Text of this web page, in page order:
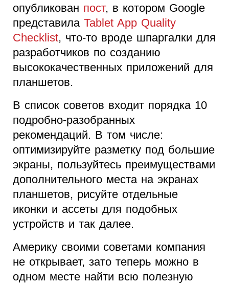
опубликован пост, в котором Google
представила Tablet App Quality
Checklist, что-то вроде шпаргалки для
разработчиков по созданию
высококачественных приложений для
планшетов.
В список советов входит порядка 10
подробно-разобранных
рекомендаций. В том числе:
оптимизируйте разметку под большие
экраны, пользуйтесь преимуществами
дополнительного места на экранах
планшетов, рисуйте отдельные
иконки и ассеты для подобных
устройств и так далее.
Америку своими советами компания
не открывает, зато теперь можно в
одном месте найти всю полезную